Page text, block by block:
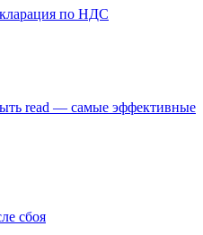
по НДС
read — самые эффективные
сбоя